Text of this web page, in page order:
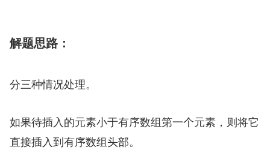
解题思路：
分三种情况处理。
如果待插入的元素小于有序数组第一个元素，则将它
直接插入到有序数组头部。